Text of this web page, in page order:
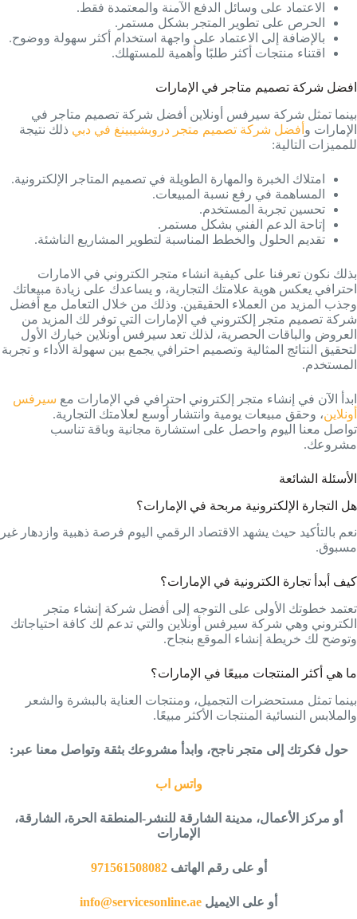
الاعتماد على وسائل الدفع الآمنة والمعتمدة فقط.
الحرص على تطوير المتجر بشكل مستمر.
بالإضافة إلى الاعتماد على واجهة استخدام أكثر سهولة ووضوح.
اقتناء منتجات أكثر طلبًا وأهمية للمستهلك.
افضل شركة تصميم متاجر في الإمارات
بينما تمثل شركة سيرفس أونلاين أفضل شركة تصميم متاجر في
الإمارات و أفضل شركة تصميم متجر دروبشيبينغ في دبي ذلك نتيجة
للمميزات التالية:
امتلاك الخبرة والمهارة الطويلة في تصميم المتاجر الإلكترونية.
المساهمة في رفع نسبة المبيعات.
تحسين تجربة المستخدم.
إتاحة الدعم الفني بشكل مستمر.
تقديم الحلول والخطط المناسبة لتطوير المشاريع الناشئة.
بذلك نكون تعرفنا على كيفية انشاء متجر الكتروني في الامارات
احترافي يعكس هوية علامتك التجارية، و يساعدك على زيادة مبيعاتك
وجذب المزيد من العملاء الحقيقين. وذلك من خلال التعامل مع أفضل
شركة تصميم متجر إلكتروني في الإمارات التي توفر لك المزيد من
العروض والباقات الحصرية، لذلك تعد سيرفس أونلاين خيارك الأول
لتحقيق النتائج المثالية وتصميم احترافي يجمع بين سهولة الأداء و تجربة
المستخدم.
ابدأ الآن في إنشاء متجر إلكتروني احترافي في الإمارات مع سيرفس
أونلاين، وحقق مبيعات يومية وانتشار أوسع لعلامتك التجارية.
تواصل معنا اليوم واحصل على استشارة مجانية وباقة تناسب
مشروعك.
الأسئلة الشائعة
هل التجارة الإلكترونية مربحة في الإمارات؟
نعم بالتأكيد حيث يشهد الاقتصاد الرقمي اليوم فرصة ذهبية وازدهار غير
مسبوق.
كيف أبدأ تجارة الكترونية في الإمارات؟
تعتمد خطوتك الأولى على التوجه إلى أفضل شركة إنشاء متجر
الكتروني وهي شركة سيرفس أونلاين والتي تدعم لك كافة احتياجاتك
وتوضح لك خريطة إنشاء الموقع بنجاح.
ما هي أكثر المنتجات مبيعًا في الإمارات؟
بينما تمثل مستحضرات التجميل، ومنتجات العناية بالبشرة والشعر
والملابس النسائية المنتجات الأكثر مبيعًا.
حول فكرتك إلى متجر ناجح، وابدأ مشروعك بثقة وتواصل معنا عبر:
واتس اب
أو ﻣﺮﻛﺰ اﻷﻋﻤﺎل، ﻣﺪﻳﻨﺔ اﻟﺸﺎرﻗﺔ ﻟﻠﻨﺸﺮ-اﻟﻤﻨﻄﻘﺔ اﻟﺤﺮة، اﻟﺸﺎرﻗﺔ،
اﻹﻣﺎرات
أو على رقم الهاتف971561508082
أو على الايميل info@servicesonline.ae